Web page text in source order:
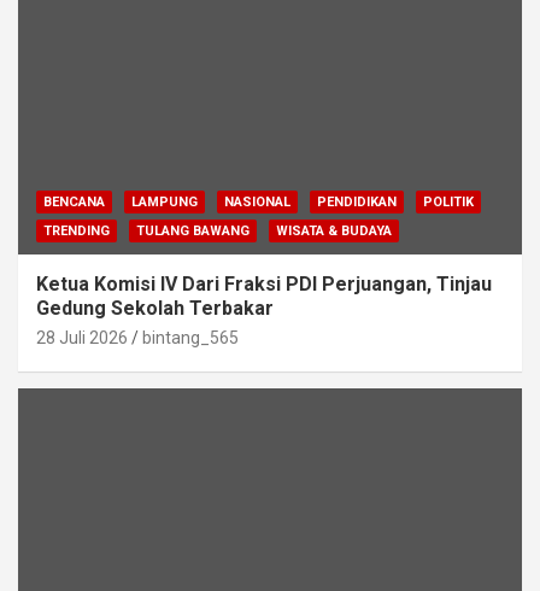
BENCANA LAMPUNG NASIONAL PENDIDIKAN
POLITIK
TRENDING
TULANG BAWANG WISATA & BUDAYA
Ketua Komisi IV Dari Fraksi PDI Perjuangan, Tinjau
Gedung Sekolah Terbakar
28 Juli 2026 bintang_565